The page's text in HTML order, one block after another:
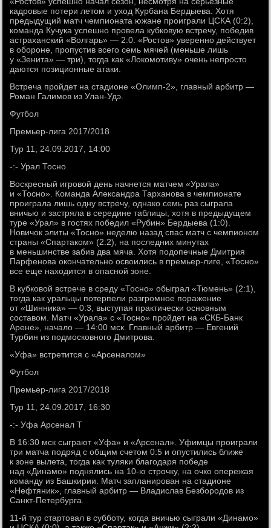
кадровые потери летом и уход Курбана Бердыева. Хотя
предыдущий матч чемпионата южане проиграли ЦСКА (0:2),
команда Кучука успешно провела кубковую встречу, победив
астраханский «Волгарь» — 2:0. «Ростов» уверенно действует
в обороне, пропустив всего семь мячей (меньше лишь
у «Зенита» — три), тогда как «Локомотиву» очень непросто
даются позиционные атаки.
Встреча пройдет на стадионе «Олимп-2», главный арбитр —
Роман Галимов из Улан-Удэ.
Футбол
Премьер-лига 2017/2018
Тур 11, 24.09.2017, 14:00
-:- Урал Тосно
Воскресный игровой день начнется матчем «Урала»
и «Тосно». Команда Александра Тарханова в чемпионате
проиграла лишь одну встречу, однако семь раз сыграла
вничью и застряла в середине таблицы, хотя в предыдущем
туре «Урал» в гостях победил «Рубин» Бердыева (1:0).
Новичок элиты «Тосно» неделю назад спас матч с чемпионом
страны «Спартаком» (2:2), на последних минутах
в меньшинстве забив два мяча. Хотя подопечные Дмитрия
Парфенова окончательно освоились в премьер-лиге, «Тосно»
все еще находится в опасной зоне.
В кубковой встрече в среду «Тосно» обыграл «Тюмень» (2:1),
тогда как уральцы потерпели разгромное поражение
от «Шинника» — 0:3, выступая практически основным
составом. Матч «Урала» с «Тосно» пройдет на «СКБ-Банк
Арене», начало — 14:00 мск. Главный арбитр — Евгений
Турбин из подмосковного Дмитрова.
«Уфа» встретится с «Арсеналом»
Футбол
Премьер-лига 2017/2018
Тур 11, 24.09.2017, 16:30
-:- Уфа Арсенал Т
В 16:30 мск сыграют «Уфа» и «Арсенал». Уфимцы проиграли
три матча подряд с общим счетом 0:5 и опустились ближе
к зоне вылета, тогда как туляки благодаря победе
над «Динамо» поднялись на 10-ю строчку, на очко опережая
команду из Башкирии. Матч запланирован на стадионе
«Нефтяник», главный арбитр — Владислав Безбородов из
Санкт-Петербурга.
11-й тур стартовал в субботу, когда вничью сыграли «Динамо»